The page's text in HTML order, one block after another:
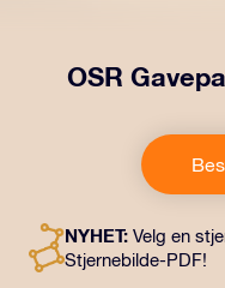
OSR
gaven inkluderer
dokumenter som
valg, samt digitale
til
NYHET: Velg en
Stjernebilde-PDF!